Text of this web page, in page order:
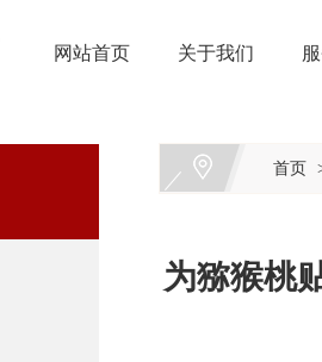
网站首页 关于我们
首页
为猕猴桃